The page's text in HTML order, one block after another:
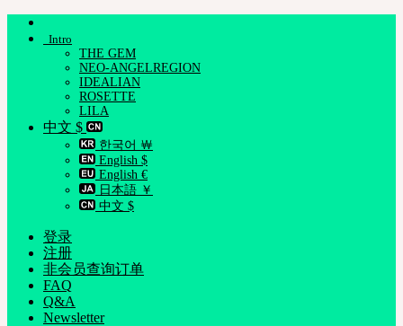
Intro
THE GEM
NEO-ANGELREGION
IDEALIAN
ROSETTE
LILA
中文 $
한국어 ￦
English $
English €
日本語 ￥
中文 $
登录
注册
非会员查询订单
FAQ
Q&A
Newsletter